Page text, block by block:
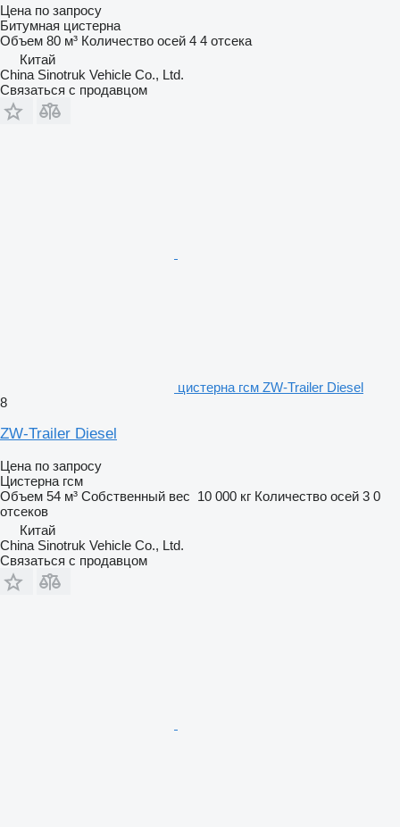
Цена по запросу
Битумная цистерна
Объем 80 м³ Количество осей 4 4 отсека
Китай
China Sinotruk Vehicle Co., Ltd.
Связаться с продавцом
цистерна гсм ZW-Trailer Diesel
8
ZW-Trailer Diesel
Цена по запросу
Цистерна гсм
Объем 54 м³ Собственный вес 10 000 кг Количество осей 3 0
отсеков
Китай
China Sinotruk Vehicle Co., Ltd.
Связаться с продавцом